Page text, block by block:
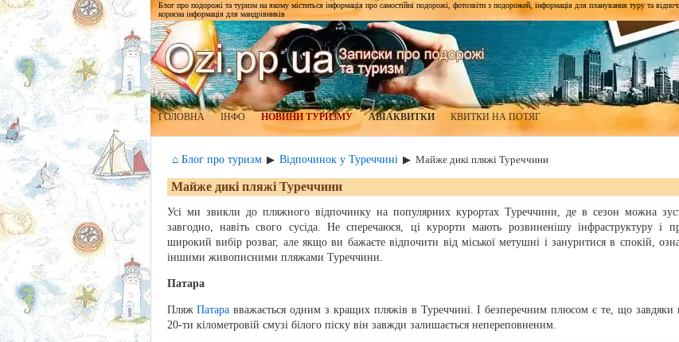
Блог про подорожі та туризм на якому міститься інформація про самостійні подорожі, фотозвіти з подорожей, інформація для планування туру та
корисна інформація для мандрівників
ГОЛОВНА ІНФО НОВИНИ ТУРИЗМУ АВІАКВИТКИ КВИТКИ НА ПОТЯГ
⌂ Блог про туризм ▶ Відпочинок у Туреччині ▶ Майже дикі пляжі Туреччини
Майже дикі пляжі Туреччини
Усі ми звикли до пляжного відпочинку на популярних курортах Туреччини, де в сезон можна
завгодно, навіть свого сусіда. Не сперечаюся, ці курорти мають розвиненішу інфраструктуру і
широкий вибір розваг, але якщо ви бажаєте відпочити від міської метушні і зануритися в спокій,
іншими живописними пляжами Туреччини.
Патара
ПляжПатара вважається одним з кращих пляжів в Туреччині. І безперечним плюсом є те, що завдяки
20-ти кілометровій смузі білого піску він завжди залишається непереповненим.